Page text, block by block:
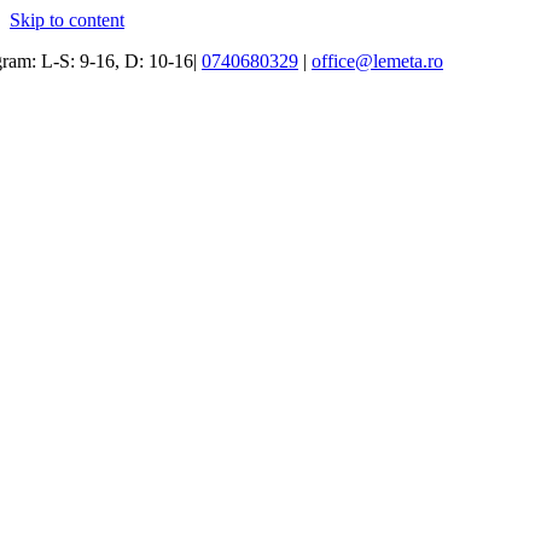
Skip to content
L-S: 9-16, D: 10-16| 0740680329 | office@lemeta.ro